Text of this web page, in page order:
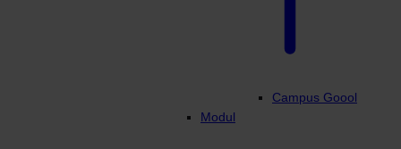
Campus Goool
Modul